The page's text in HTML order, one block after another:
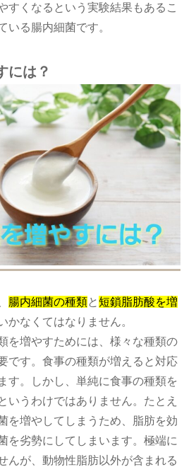
すくなるという実験結果もあるこ
いる腸内細菌です。
には？
腸内細菌の種類と短鎖脂肪酸を増
かなくてはなりません。
を増やすためには、様々な種類の
です。食事の種類が増えると対応
す。しかし、単純に食事の種類を
いうわけではありません。たとえ
を増やしてしまうため、脂肪を効
を劣勢にしてしまいます。極端に
んが、動物性脂肪以外が含まれる